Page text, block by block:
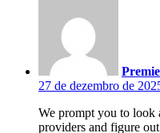
27 de dezembro de
We prompt you to look
providers and figure